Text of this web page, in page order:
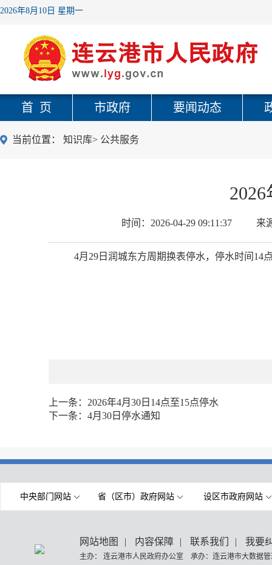
2026年8月10日 星期一
首 页 市政府 要闻动态
当前位置： 知识库> 公共服务
时间： 2026-04-29 09:11:37 来
4月29日润城东方周期换表停水，停水时间14
上一条： 2026年4月30日14点至15点停水
下一条： 4月30日停水通知
中央部门网站 省（区市）政府网站 设区市政府网站
网站地图 | 内容保障 | 联系我们 | 我要
主办： 连云港市人民政府办公室 承办：连云港市大数据